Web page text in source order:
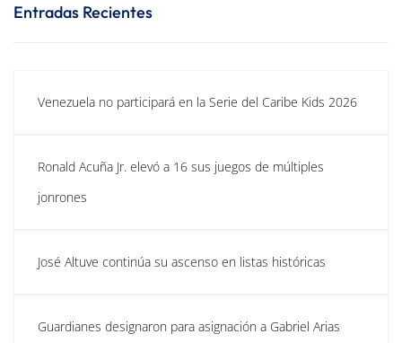
Entradas Recientes
Venezuela no participará en la Serie del Caribe Kids 2026
Ronald Acuña Jr. elevó a 16 sus juegos de múltiples
jonrones
José Altuve continúa su ascenso en listas históricas
Guardianes designaron para asignación a Gabriel Arias